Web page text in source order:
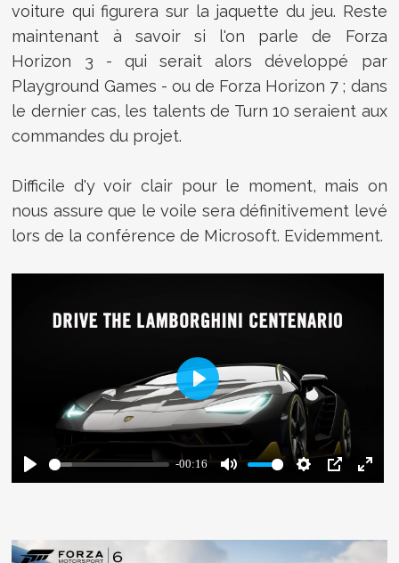
voiture qui figurera sur la jaquette du jeu. Reste
maintenant à savoir si l'on parle de Forza
Horizon 3 - qui serait alors développé par
Playground Games - ou de Forza Horizon 7 ; dans
le dernier cas, les talents de Turn 10 seraient aux
commandes du projet.
Difficile d'y voir clair pour le moment, mais on
nous assure que le voile sera définitivement levé
lors de la conférence de Microsoft. Evidemment.